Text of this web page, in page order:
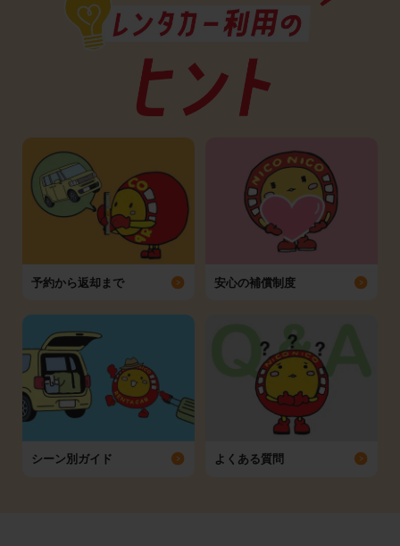
予約から返却まで 安心の補償制度
シーン別ガイド よくある質問